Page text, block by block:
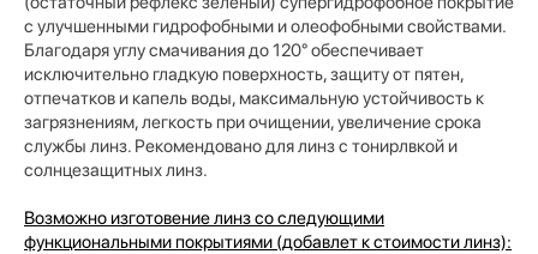
с улучшенными гидрофобными и олеофобными свойствами.
Благодаря углу смачивания до 120° обеспечивает
исключительно гладкую поверхность, защиту от пятен,
отпечатков и капель воды, максимальную устойчивость к
загрязнениям, легкость при очищении, увеличение срока
службы линз. Рекомендовано для линз с тонирлвкой и
солнцезащитных линз.
Возможно изготовение линз со следующими
функциональными покрытиями (добавлет к стоимости линз):